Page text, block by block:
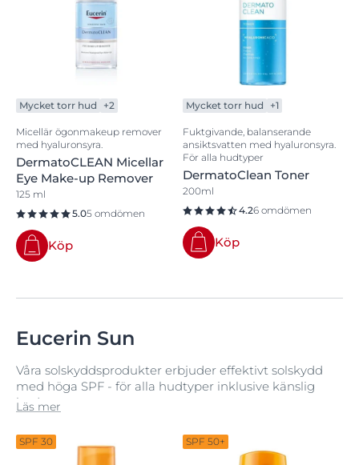
Mycket torr hud +2
Micellär ögonmakeup remover
med hyaluronsyra.
DermatoCLEAN Micellar
Eye Make-up Remover
125 ml
5.05 omdömen
Köp
Mycket torr hud +1
Fuktgivande, balanserande
ansiktsvatten med hyaluronsyra.
För alla hudtyper
DermatoClean Toner
200ml
4.26 omdömen
Köp
Eucerin Sun
Våra solskyddsprodukter erbjuder effektivt solskydd
med höga SPF - för alla hudtyper inklusive känslig
hud.
Läs mer
SPF 30 SPF 50+